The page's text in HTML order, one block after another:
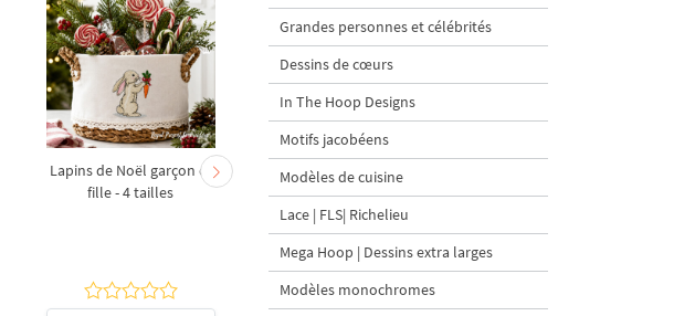
Lapins de Noël garçon et
fille - 4 tailles
Chevreau au nœud rouge
– broderie machine, 4
tailles
Grandes personnes et célébrités
Dessins de cœurs
In The Hoop Designs
Motifs jacobéens
Modèles de cuisine
Lace | FLS| Richelieu
Mega Hoop | Dessins extra larges
Modèles monochromes